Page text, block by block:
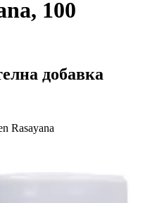
100
добавка
Rasayana